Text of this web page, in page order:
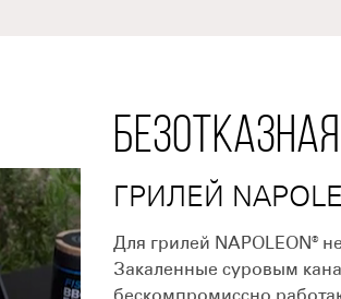
ГРИЛЕЙ
Для грилей NAPOLEON®
Закаленные суровым